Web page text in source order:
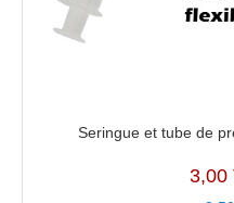
Seringue et tube de
3,00